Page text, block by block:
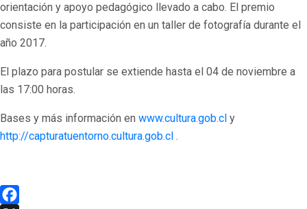
orientación y apoyo pedagógico llevado a cabo. El premio
consiste en la participación en un taller de fotografía durante el
año 2017.
El plazo para postular se extiende hasta el 04 de noviembre a
las 17:00 horas.
Bases y más información en www.cultura.gob.cl y
http://capturatuentorno.cultura.gob.cl .